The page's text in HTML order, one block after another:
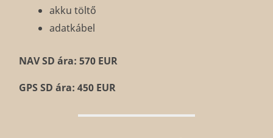
akku töltő
adatkábel
NAV SD ára: 570 EUR
GPS SD ára: 450 EUR